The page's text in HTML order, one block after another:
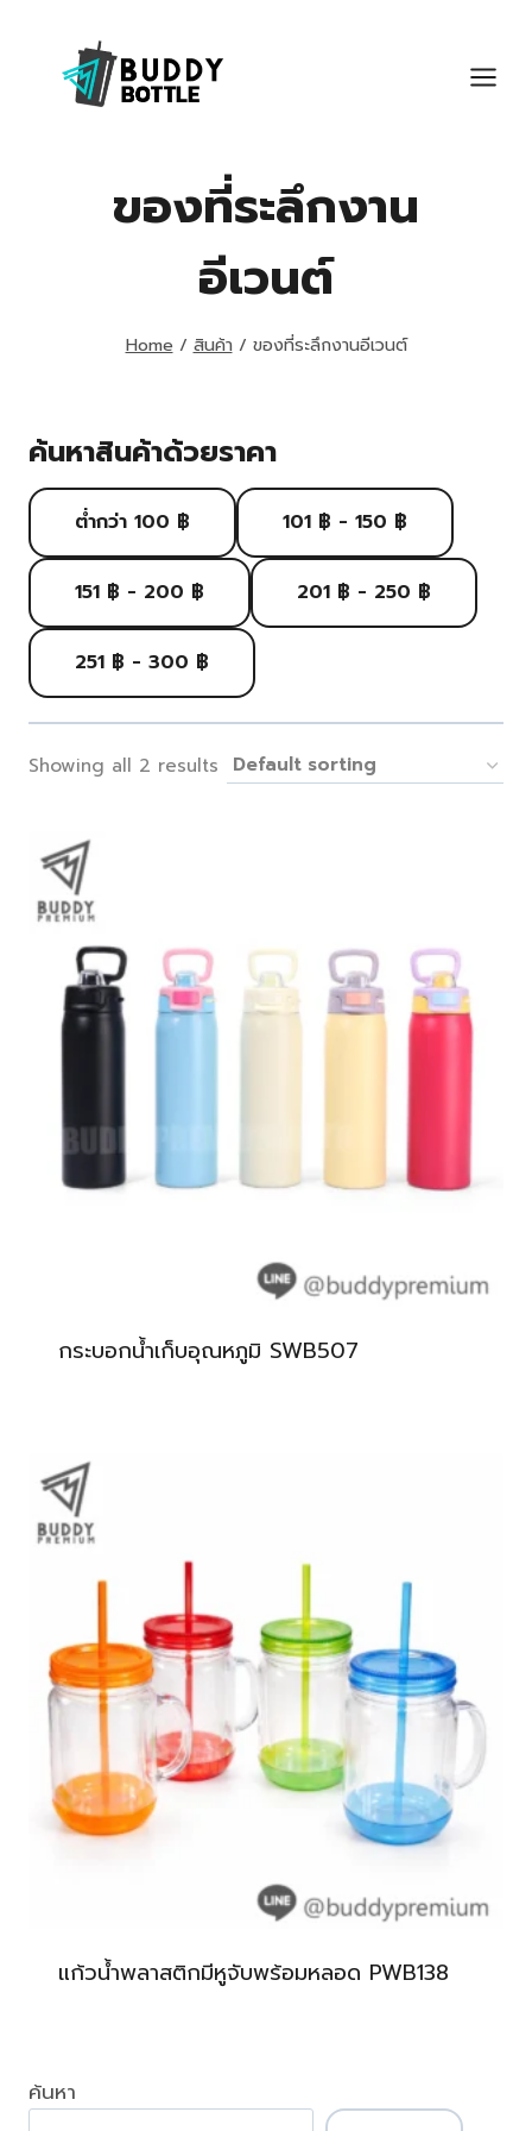
content
ของที่ระลึกงาน
อีเวนต์
Home / สินค้า / ของที่ระลึกงานอีเวนต์
ค้นหาสินค้าด้วยราคา
ต่ำกว่า 100 ฿ 101 ฿ - 150 ฿
151 ฿ - 200 ฿ 201 ฿ - 250 ฿
251 ฿ - 300 ฿
Showing all 2 results
กระบอกน้ำเก็บอุณหภูมิ SWB507
แก้วน้ำพลาสติกมีหูจับพร้อมหลอด PWB138
ค้นหา